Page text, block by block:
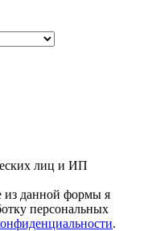
лиц и ИП
из данной формы я
персональных
.